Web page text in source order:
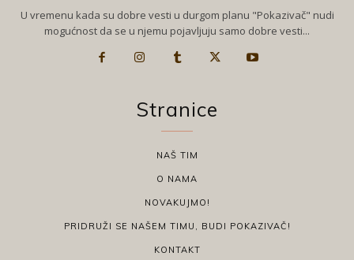
U vremenu kada su dobre vesti u durgom planu "Pokazivač" nudi
mogućnost da se u njemu pojavljuju samo dobre vesti...
Stranice
NAŠ TIM
O NAMA
NOVAKUJMO!
PRIDRUŽI SE NAŠEM TIMU, BUDI POKAZIVAČ!
KONTAKT